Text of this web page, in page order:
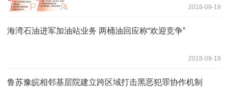
2018-09-19
海湾石油进军加油站业务 两桶油回应称“欢迎竞争”
2018-09-19
鲁苏豫皖相邻基层院建立跨区域打击黑恶犯罪协作机制